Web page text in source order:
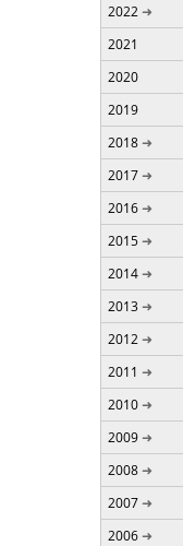
2022
2021
2020
2019
2018
2017
2016
2015
2014
2013
2012
2011
2010
2009
2008
2007
2006